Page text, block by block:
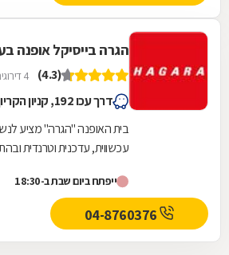
הגרה בייסיקל אופנה
(4.3) 4 דירוגים
דרך עכו 192, קניון הקריון קרית ביאליק
בית האופנה "הגרה" מציע
עכשווית, עדכנית וטרנדית
שיק...ייפתח ביום שבת ב-18:30
04-8760376